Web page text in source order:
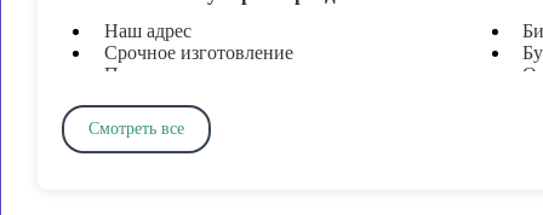
корпоративные подарки Сувенирная печать
изготовление календарей
Наш адрес
Срочное изготовление
Печати и штампы
Печать визиток
Ламинирование
Смотреть все